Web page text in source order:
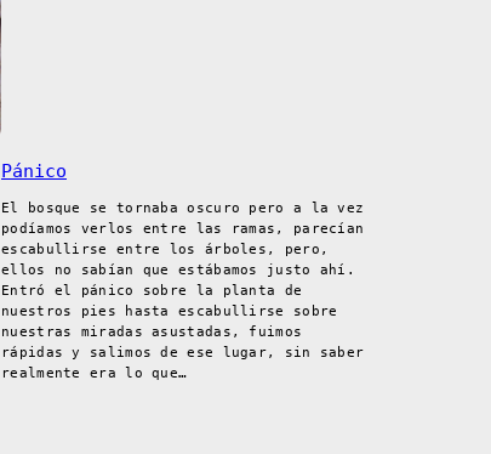
Pánico
El bosque se tornaba oscuro pero a la vez
podíamos verlos entre las ramas, parecían
escabullirse entre los árboles, pero,
ellos no sabían que estábamos justo ahí.
Entró el pánico sobre la planta de
nuestros pies hasta escabullirse sobre
nuestras miradas asustadas, fuimos
rápidas y salimos de ese lugar, sin saber
realmente era lo que…